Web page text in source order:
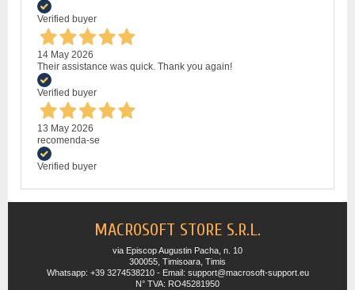
Verified buyer
14 May 2026
Their assistance was quick. Thank you again!
Verified buyer
13 May 2026
recomenda-se
Verified buyer
MACROSOFT STORE S.R.L.
via Episcop Augustin Pacha, n. 10
300055, Timisoara, Timis
Whatsapp: +39 3274538210 - Email: support@macrosoft-support.eu
N° TVA: RO45281950